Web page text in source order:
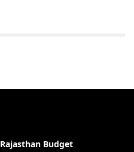
Rajasthan Budget